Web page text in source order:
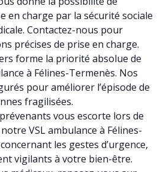
en charge par la sécurité sociale
Contactez-nous pour
précises de prise en charge.
forme la priorité absolue de
à Félines-Termenès. Nos
pour améliorer l’épisode de
fragilisées.
vous escorte lors de
VSL ambulance à Félines-
les gestes d’urgence,
vigilants à votre bien-être.